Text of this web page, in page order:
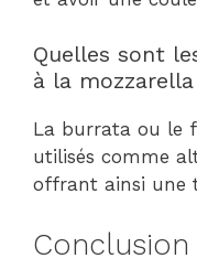
Quelles sont
à la
La burrata ou le
utilisés comme
offrant ainsi une
Conclusion